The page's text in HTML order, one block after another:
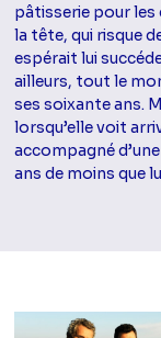
pâtisserie pour les
la tête, qui risque
espérait lui
ailleurs, tout le
ses soixante ans.
lorsqu’elle voit
accompagné
ans de moins que